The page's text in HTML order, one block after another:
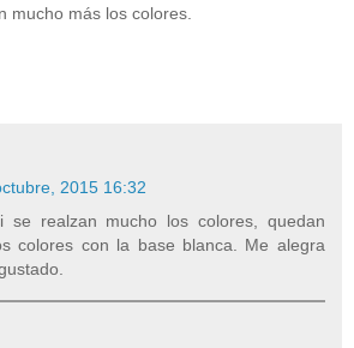
mucho más los colores.
2015 16:32
se realzan mucho los colores, quedan
colores con la base blanca. Me alegra